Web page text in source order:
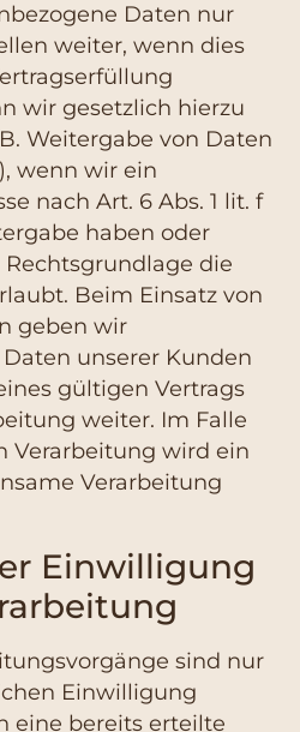
Daten nur
weiter, wenn dies
wir gesetzlich hierzu
Weitergabe von Daten
wenn wir ein
nach Art. 6 Abs. 1 lit. f
haben oder
die
Beim Einsatz von
geben wir
unserer Kunden
gültigen Vertrags
weiter. Im Falle
Verarbeitung wird ein
Verarbeitung
Einwilligung
sind nur
Einwilligung
eine bereits erteilte